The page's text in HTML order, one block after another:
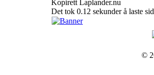
Kopirett Laplander.nu
Det tok 0.12 sekunder å laste
©